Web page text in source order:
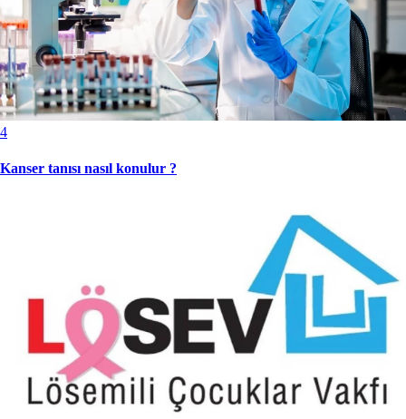
4
Kanser tanısı nasıl konulur ?